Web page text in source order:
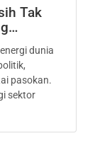
Tak
dunia
pasokan.
sektor